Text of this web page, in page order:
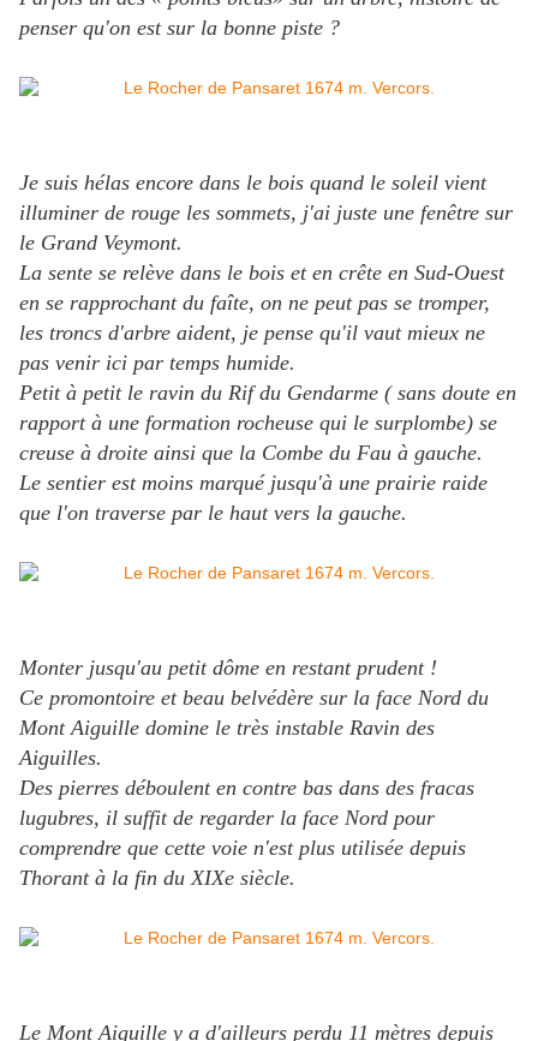
penser qu'on est sur la bonne piste ?
Je suis hélas encore dans le bois quand le soleil vient
illuminer de rouge les sommets, j'ai juste une fenêtre sur
le Grand Veymont.
La sente se relève dans le bois et en crête en Sud-Ouest
en se rapprochant du faîte, on ne peut pas se tromper,
les troncs d'arbre aident, je pense qu'il vaut mieux ne
pas venir ici par temps humide.
Petit à petit le ravin du Rif du Gendarme ( sans doute en
rapport à une formation rocheuse qui le surplombe) se
creuse à droite ainsi que la Combe du Fau à gauche.
Le sentier est moins marqué jusqu'à une prairie raide
que l'on traverse par le haut vers la gauche.
Monter jusqu'au petit dôme en restant prudent !
Ce promontoire et beau belvédère sur la face Nord du
Mont Aiguille domine le très instable Ravin des
Aiguilles.
Des pierres déboulent en contre bas dans des fracas
lugubres, il suffit de regarder la face Nord pour
comprendre que cette voie n'est plus utilisée depuis
Thorant à la fin du XIXe siècle.
Le Mont Aiguille y a d'ailleurs perdu 11 mètres depuis